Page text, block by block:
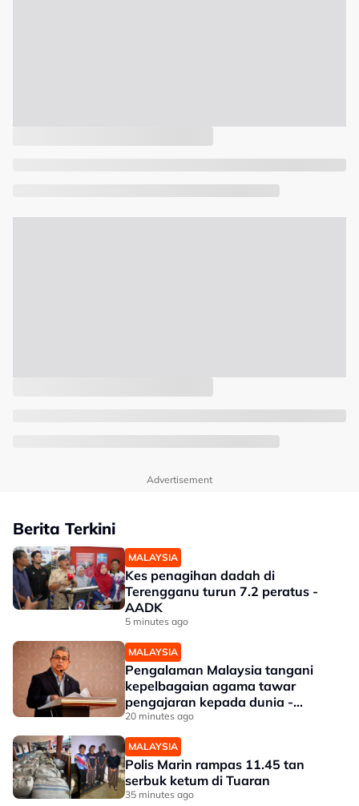
Advertisement
Berita Terkini
MALAYSIA
Kes penagihan dadah di
Terengganu turun 7.2 peratus -
AADK
5 minutes ago
MALAYSIA
Pengalaman Malaysia tangani
kepelbagaian agama tawar
pengajaran kepada dunia -
Aaron
20 minutes ago
MALAYSIA
Polis Marin rampas 11.45 tan
serbuk ketum di Tuaran
35 minutes ago